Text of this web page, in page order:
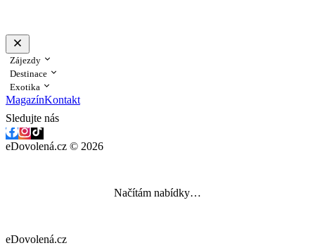
Zájezdy
Destinace
Exotika
MagazínKontakt
Sledujte nás
eDovolená.cz © 2026
Načítám nabídky…
eDovolená.cz